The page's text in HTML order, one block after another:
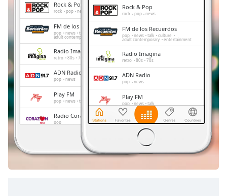
Chapters
Descriptions
descriptions
off,
Subtitles
subtitles
Rock & Pop
rock pop news
FM de los Recuerdos
pop news talk culture
adult contemporary entertainment
Radio Imagina
retro 80s 70s
ADN Radio
pop news
Play FM
pop news talk
Radio Corazón
pop
Radio Cooperativa
Rock & Pop
rock pop news
FM de los Recuerdos
pop news talk culture
adult contemporary entertainment
Radio Imagina
retro 80s 70s
ADN Radio
pop news
Play FM
pop news talk
Radio Corazón
pop
Radio Cooperativa
news